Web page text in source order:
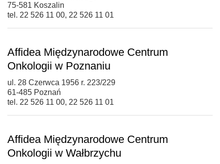
75-581 Koszalin
tel. 22 526 11 00, 22 526 11 01
Affidea Międzynarodowe Centrum
Onkologii w Poznaniu
ul. 28 Czerwca 1956 r. 223/229
61-485 Poznań
tel. 22 526 11 00, 22 526 11 01
Affidea Międzynarodowe Centrum
Onkologii w Wałbrzychu